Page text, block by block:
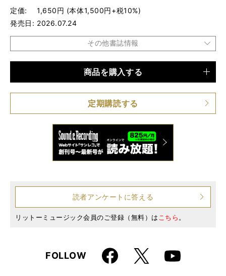
定価
1,650円 (本体1,500円+税10%)
発売日
2026.07.24
その他書誌情報
仕様 A4変形判 / 212ページ
商品を購入する
定期購読する
読者アンケートに答える
リットーミュージック会員のご登録（無料）はこちら。
FOLLOWFaceboo
k
X Youtube